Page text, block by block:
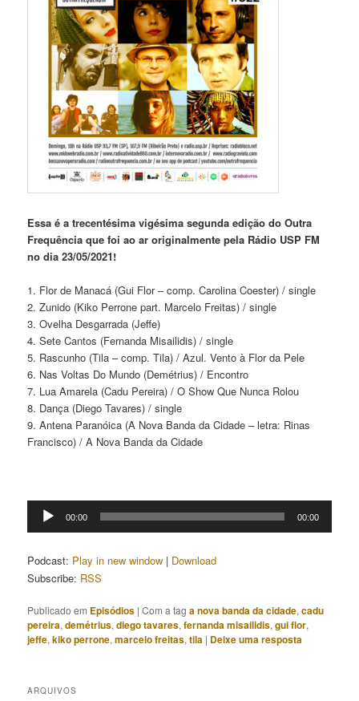
Essa é a trecentésima vigésima segunda edição do Outra
Frequência que foi ao ar originalmente pela Rádio USP FM
no dia 23/05/2021!
1. Flor de Manacá (Gui Flor – comp. Carolina Coester) / single
2. Zunido (Kiko Perrone part. Marcelo Freitas) / single
3. Ovelha Desgarrada (Jeffe)
4. Sete Cantos (Fernanda Misailidis) / single
5. Rascunho (Tila – comp. Tila) / Azul. Vento à Flor da Pele
6. Nas Voltas Do Mundo (Demétrius) / Encontro
7. Lua Amarela (Cadu Pereira) / O Show Que Nunca Rolou
8. Dança (Diego Tavares) / single
9. Antena Paranóica (A Nova Banda da Cidade – letra: Rinas
Francisco) / A Nova Banda da Cidade
Tocador
00:00 00:00
Podcast: Play in new window | Download
Subscribe: RSS
Publicado em Episódios |Com a taga nova banda da cidade,cadu
pereira,demétrius,diego tavares,fernanda misailidis,gui flor,
jeffe,kiko perrone,marcelo freitas,tila | Deixe uma resposta
ARQUIVOS